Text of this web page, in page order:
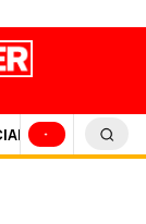
SPORTS